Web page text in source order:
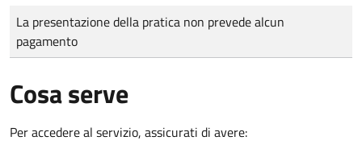
Tipo di pagamento
Importo
La presentazione della pratica non prevede alcun
pagamento
Cosa serve
Per accedere al servizio, assicurati di avere: